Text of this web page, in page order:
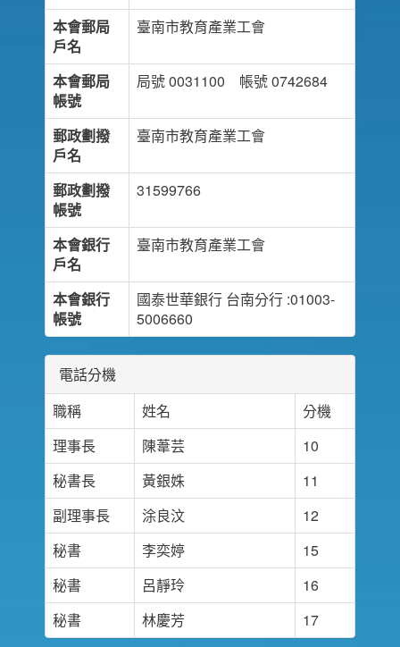
本會郵局
戶名
臺南市教育產業工會
本會郵局
帳號
局號 0031100 帳號 0742684
郵政劃撥
戶名
臺南市教育產業工會
郵政劃撥
帳號
31599766
本會銀行
戶名
臺南市教育產業工會
本會銀行
帳號
國泰世華銀行 台南分行 :01003-
5006660
電話分機
職稱
姓名
分機
理事長
陳葦芸
10
秘書長
黃銀姝
11
副理事長
涂良汶
12
秘書
李奕婷
15
秘書
呂靜玲
16
秘書
林慶芳 17